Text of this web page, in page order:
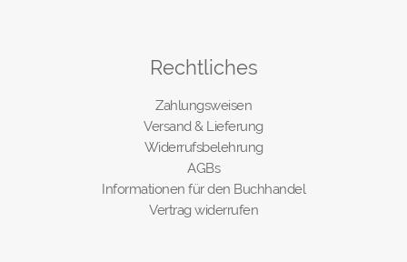
Rechtliches
Zahlungsweisen
Versand & Lieferung
Widerrufsbelehrung
AGBs
Informationen für den Buchhandel
Vertrag widerrufen